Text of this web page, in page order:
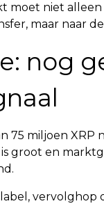
moet niet
maar naar
nog
75 miljoen XRP
groot en
vervolghop